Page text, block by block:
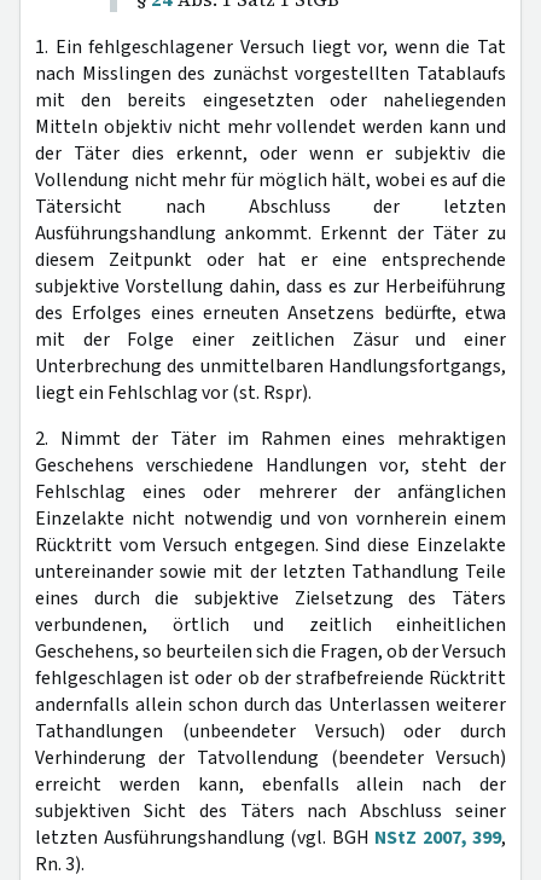
1. Ein fehlgeschlagener Versuch liegt vor, wenn die Tat
nach Misslingen des zunächst vorgestellten Tatablaufs
mit den bereits eingesetzten oder naheliegenden
Mitteln objektiv nicht mehr vollendet werden kann und
der Täter dies erkennt, oder wenn er subjektiv die
Vollendung nicht mehr für möglich hält, wobei es auf die
Tätersicht nach Abschluss der letzten
Ausführungshandlung ankommt. Erkennt der Täter zu
diesem Zeitpunkt oder hat er eine entsprechende
subjektive Vorstellung dahin, dass es zur Herbeiführung
des Erfolges eines erneuten Ansetzens bedürfte, etwa
mit der Folge einer zeitlichen Zäsur und einer
Unterbrechung des unmittelbaren Handlungsfortgangs,
liegt ein Fehlschlag vor (st. Rspr).
2. Nimmt der Täter im Rahmen eines mehraktigen
Geschehens verschiedene Handlungen vor, steht der
Fehlschlag eines oder mehrerer der anfänglichen
Einzelakte nicht notwendig und von vornherein einem
Rücktritt vom Versuch entgegen. Sind diese Einzelakte
untereinander sowie mit der letzten Tathandlung Teile
eines durch die subjektive Zielsetzung des Täters
verbundenen, örtlich und zeitlich einheitlichen
Geschehens, so beurteilen sich die Fragen, ob der Versuch
fehlgeschlagen ist oder ob der strafbefreiende Rücktritt
andernfalls allein schon durch das Unterlassen weiterer
Tathandlungen (unbeendeter Versuch) oder durch
Verhinderung der Tatvollendung (beendeter Versuch)
erreicht werden kann, ebenfalls allein nach der
subjektiven Sicht des Täters nach Abschluss seiner
letzten Ausführungshandlung (vgl. BGH NStZ 2007, 399,
Rn. 3).